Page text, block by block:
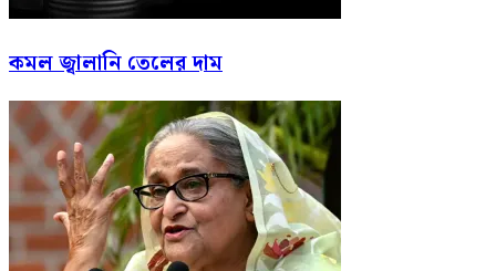
কমল জ্বালানি তেলের দাম